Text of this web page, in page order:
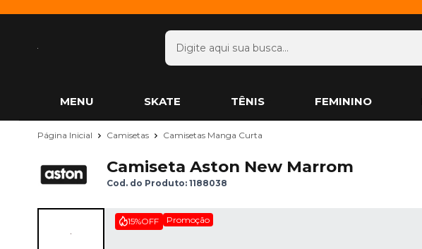
MENU SKATE TÊNIS FEMININO
Página Inicial Camisetas Camisetas Manga Curta
Camiseta Aston New Marrom
Cod. do Produto: 1188038
15%OFF Promoção